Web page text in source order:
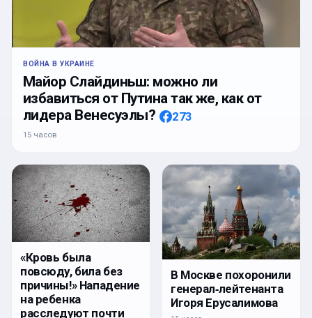
ВОЙНА В УКРАИНЕ
Майор Слайдиньш: можно ли
избавиться от Путина так же, как от
лидера Венесуэлы?
273
15 часов
«Кровь была
повсюду, била без
причины!» Нападение
на ребенка
расследуют почти
В Москве похоронили
генерал‑лейтенанта
Игоря Ерусалимова